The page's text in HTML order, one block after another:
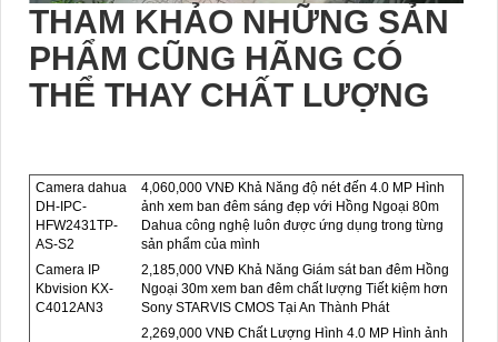
THAM KHẢO NHỮNG SẢN
PHẨM CŨNG HÃNG CÓ
THỂ THAY CHẤT LƯỢNG
Camera dahua
DH-IPC-
HFW2431TP-
AS-S2
4,060,000 VNĐ Khả Năng độ nét đến 4.0 MP Hình
ảnh xem ban đêm sáng đẹp với Hồng Ngoại 80m
Dahua công nghệ luôn được ứng dụng trong từng
sản phẩm của mình
Camera IP
Kbvision KX-
C4012AN3
2,185,000 VNĐ Khả Năng Giám sát ban đêm Hồng
Ngoại 30m xem ban đêm chất lượng Tiết kiệm hơn
Sony STARVIS CMOS Tại An Thành Phát
2,269,000 VNĐ Chất Lượng Hình 4.0 MP Hình ảnh